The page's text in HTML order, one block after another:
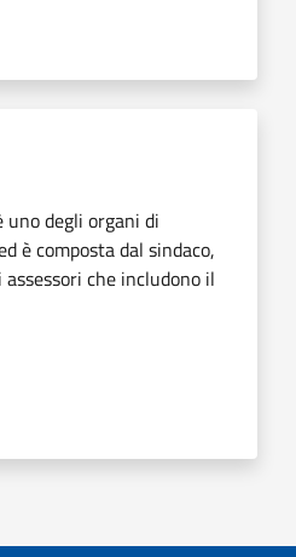
uno degli organi di
è composta dal sindaco,
che includono il